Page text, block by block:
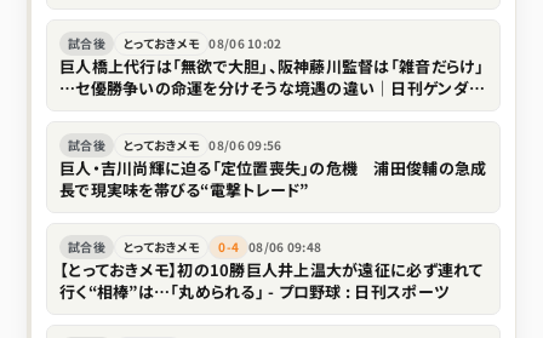
試合後 とっておきメモ 08/06 10:02
巨人橋上代行は「無欲で大胆」、阪神藤川監督は「雑音だらけ」
…セ優勝争いの命運を分けそうな境遇の違い｜日刊ゲンダイ
試合後 とっておきメモ 08/06 09:56
巨人・吉川尚輝に迫る「定位置喪失」の危機 浦田俊輔の急成
長で現実味を帯びる“電撃トレード”
試合後 とっておきメモ 0-4 08/06 09:48
【とっておきメモ】初の10勝巨人井上温大が遠征に必ず連れて
行く“相棒”は…「丸められる」 - プロ野球 : 日刊スポーツ